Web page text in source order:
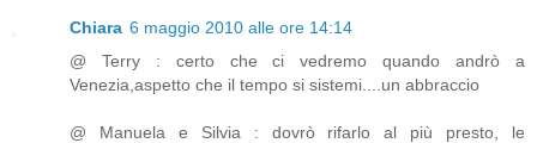
Chiara 6 maggio 2010 alle ore 14:14
@ Terry : certo che ci vedremo quando andrò a
Venezia,aspetto che il tempo si sistemi....un abbraccio
@ Manuela e Silvia : dovrò rifarlo al più presto, le